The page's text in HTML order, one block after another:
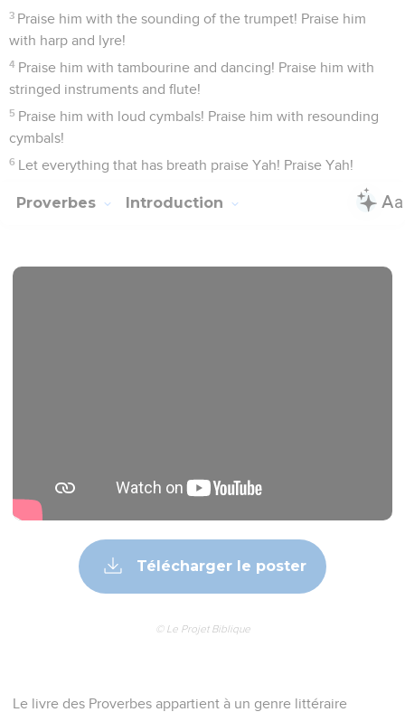
3 Praise him with the sounding of the trumpet! Praise him
with harp and lyre!
4 Praise him with tambourine and dancing! Praise him with
stringed instruments and flute!
5 Praise him with loud cymbals! Praise him with resounding
cymbals!
6 Let everything that has breath praise Yah! Praise Yah!
Proverbes Introduction
Télécharger le poster
© Le Projet Biblique
Le livre des Proverbes appartient à un genre littéraire